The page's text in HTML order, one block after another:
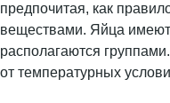
предпочитая, как
веществами. Яйца
располагаются
от температурных